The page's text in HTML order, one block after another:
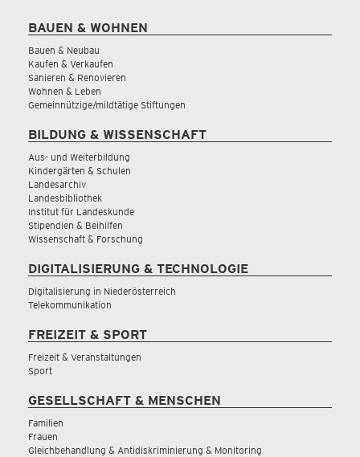
BAUEN & WOHNEN
Bauen & Neubau
Kaufen & Verkaufen
Sanieren & Renovieren
Wohnen & Leben
Gemeinnützige/mildtätige Stiftungen
BILDUNG & WISSENSCHAFT
Aus- und Weiterbildung
Kindergärten & Schulen
Landesarchiv
Landesbibliothek
Institut für Landeskunde
Stipendien & Beihilfen
Wissenschaft & Forschung
DIGITALISIERUNG & TECHNOLOGIE
Digitalisierung in Niederösterreich
Telekommunikation
FREIZEIT & SPORT
Freizeit & Veranstaltungen
Sport
GESELLSCHAFT & MENSCHEN
Familien
Frauen
Gleichbehandlung & Antidiskriminierung & Monitoring